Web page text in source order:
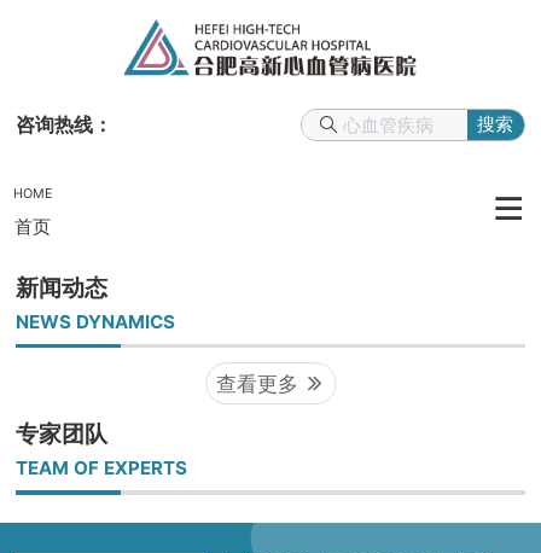
咨询热线： 搜索
HOME
首页
新闻动态
NEWS DYNAMICS
查看更多
专家团队
TEAM OF EXPERTS